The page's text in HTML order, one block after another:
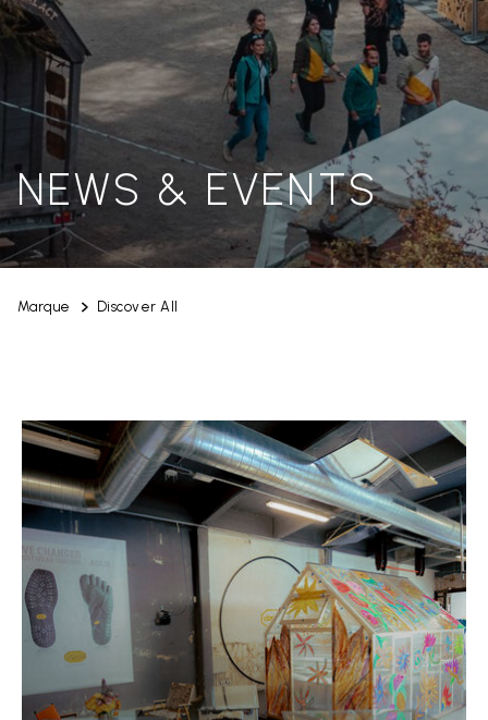
NEWS & EVENTS
Marque Discover All